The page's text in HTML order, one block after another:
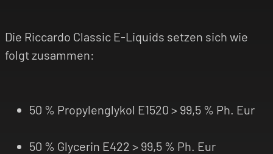
Die Riccardo Classic E-Liquids setzen sich wie
folgt zusammen:
50 % Propylenglykol E1520 > 99,5 % Ph. Eur
50 % Glycerin E422 > 99,5 % Ph. Eur